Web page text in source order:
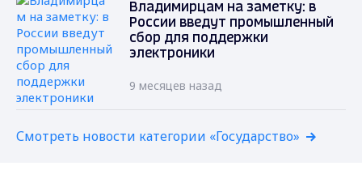
Владимирцам на заметку: в
России введут промышленный
сбор для поддержки
электроники
9 месяцев назад
Смотреть новости категории «Государство»